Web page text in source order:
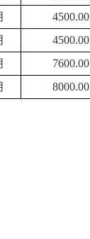
4500.00
4500.00
7600.00
8000.00